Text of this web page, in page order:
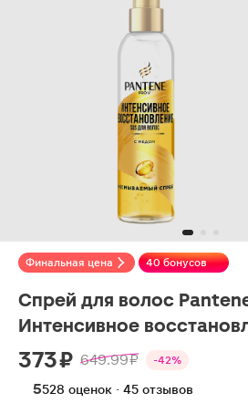
Финальная цена 40 бонусов
Спрей для волос
Интенсивное
373 ₽ 649.99 ₽ -42%
5528 оценок · 45 отзывов